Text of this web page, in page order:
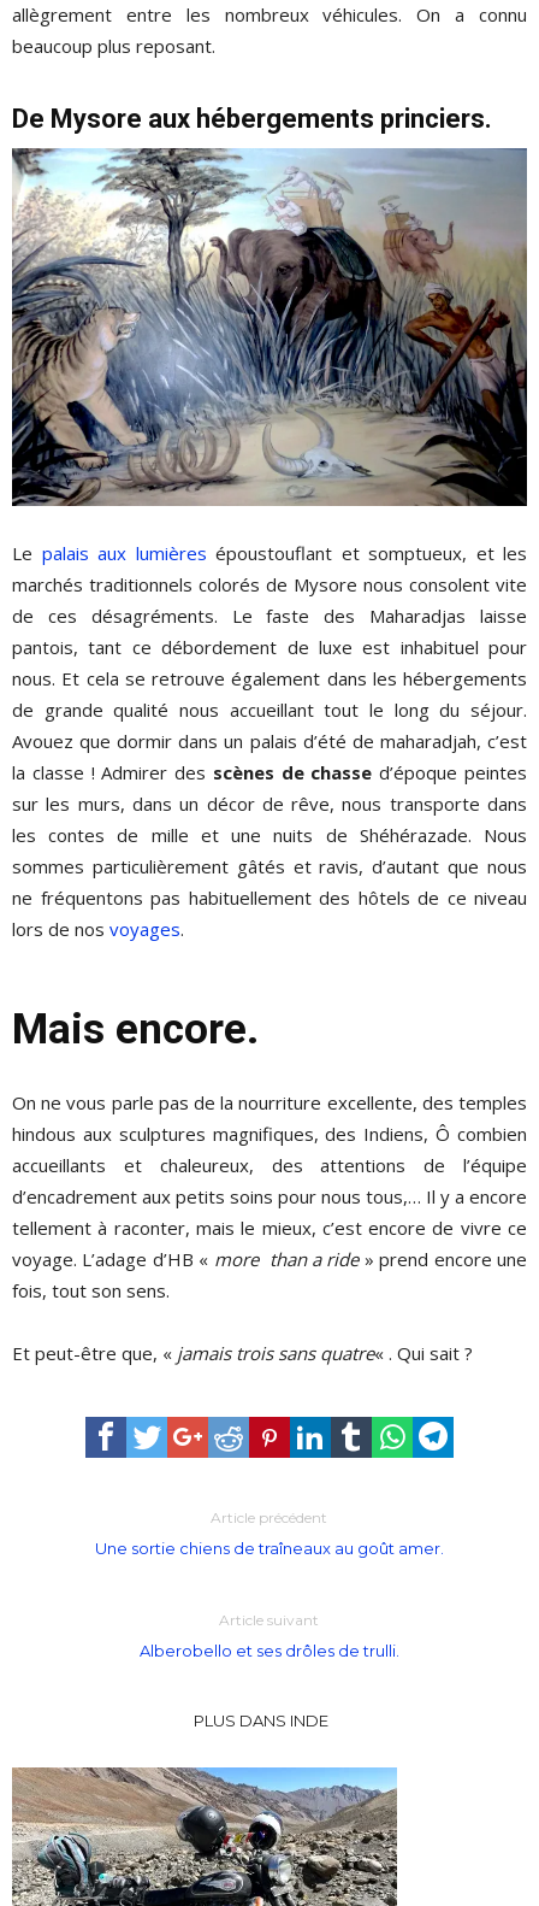
allègrement entre les nombreux véhicules. On a connu
beaucoup plus reposant.
De Mysore aux hébergements princiers.
Le palais aux lumières époustouflant et somptueux, et les
marchés traditionnels colorés de Mysore nous consolent vite
de ces désagréments. Le faste des Maharadjas laisse
pantois, tant ce débordement de luxe est inhabituel pour
nous. Et cela se retrouve également dans les hébergements
de grande qualité nous accueillant tout le long du séjour.
Avouez que dormir dans un palais d’été de maharadjah, c’est
la classe ! Admirer des scènes de chasse d’époque peintes
sur les murs, dans un décor de rêve, nous transporte dans
les contes de mille et une nuits de Shéhérazade. Nous
sommes particulièrement gâtés et ravis, d’autant que nous
ne fréquentons pas habituellement des hôtels de ce niveau
lors de nos voyages.
Mais encore.
On ne vous parle pas de la nourriture excellente, des temples
hindous aux sculptures magnifiques, des Indiens, Ô combien
accueillants et chaleureux, des attentions de l’équipe
d’encadrement aux petits soins pour nous tous,… Il y a encore
tellement à raconter, mais le mieux, c’est encore de vivre ce
voyage. L’adage d’HB « more than a ride» prend encore une
fois, tout son sens.
Et peut-être que, « jamais trois sans quatre« . Qui sait ?
Article précédent
Une sortie chiens de traîneaux au goût amer.
Article suivant
Alberobello et ses drôles de trulli.
PLUS DANS INDE